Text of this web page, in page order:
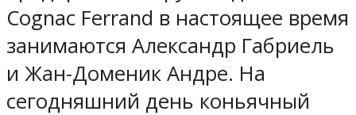
Cognac Ferrand в настоящее время
занимаются Александр Габриель
и Жан-Доменик Андре. На
сегодняшний день коньячный